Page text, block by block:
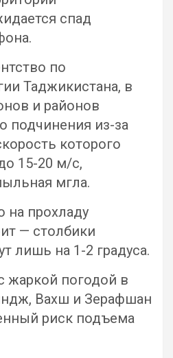
спад
по
Таджикистана, в
и районов
подчинения из-за
которого
15-20 м/с,
мгла.
на прохладу
— столбики
лишь на 1-2 градуса.
жаркой погодой в
Вахш и Зерафшан
риск подъема